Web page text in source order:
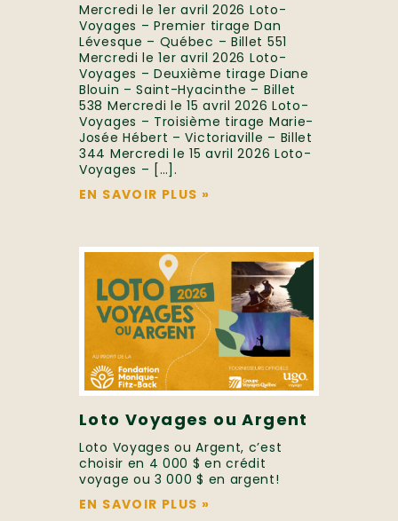
Mercredi le 1er avril 2026 Loto-
Voyages – Premier tirage Dan
Lévesque – Québec – Billet 551
Mercredi le 1er avril 2026 Loto-
Voyages – Deuxième tirage Diane
Blouin – Saint-Hyacinthe – Billet
538 Mercredi le 15 avril 2026 Loto-
Voyages – Troisième tirage Marie-
Josée Hébert – Victoriaville – Billet
344 Mercredi le 15 avril 2026 Loto-
Voyages – […].
EN SAVOIR PLUS »
Loto Voyages ou Argent
Loto Voyages ou Argent, c’est
choisir en 4 000 $ en crédit
voyage ou 3 000 $ en argent!
EN SAVOIR PLUS »